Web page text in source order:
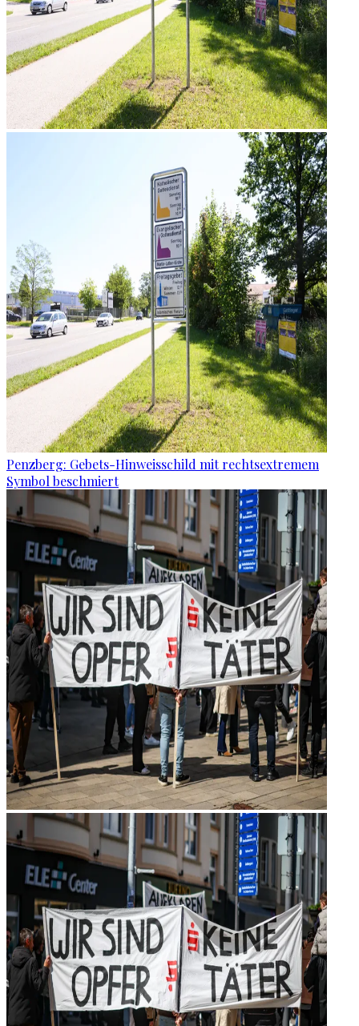
Penzberg: Gebets-Hinweisschild mit rechtsextremem
Symbol beschmiert